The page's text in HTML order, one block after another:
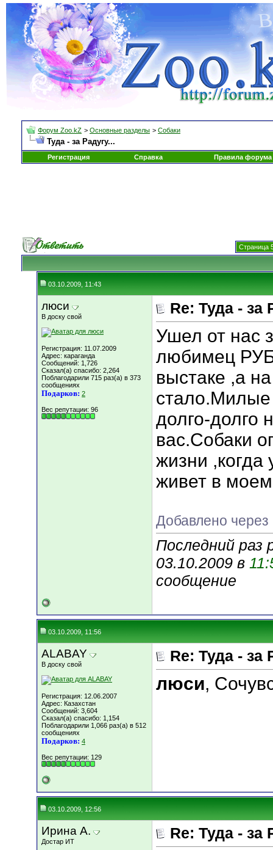
Форум Zoo.kZ > Основные разделы > Собаки
Туда - за Радугу...
Регистрация Справка Правила форума
Страница
03.10.2009, 11:43
люси
В доску свой
Регистрация: 11.07.2009
Адрес: караганда
Сообщений: 1,726
Сказал(а) спасибо: 2,264
Поблагодарили 715 раз(а) в 373
сообщениях
Подарков: 2
Вес репутации: 96
Re: Туда - за
Ушел от нас
любимец
выстаке ,а
стало.Милые
долго-долго
вас.Собаки
жизни ,когда
живет в
Добавлено через
Последний раз
03.10.2009 в
сообщение
03.10.2009, 11:56
ALABAY
В доску свой
Регистрация: 12.06.2007
Адрес: Казахстан
Сообщений: 3,604
Сказал(а) спасибо: 1,154
Поблагодарили 1,066 раз(а) в 512
сообщениях
Подарков: 4
Вес репутации: 129
Re: Туда - за
люси,
03.10.2009, 12:56
Ирина А.
Достар ИТ Re: Туда - за